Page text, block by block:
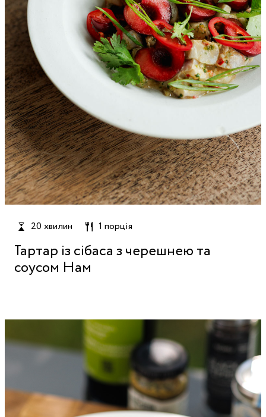
20 хвилин 1 порція
Тартар із сібаса з черешнею та
соусом Нам